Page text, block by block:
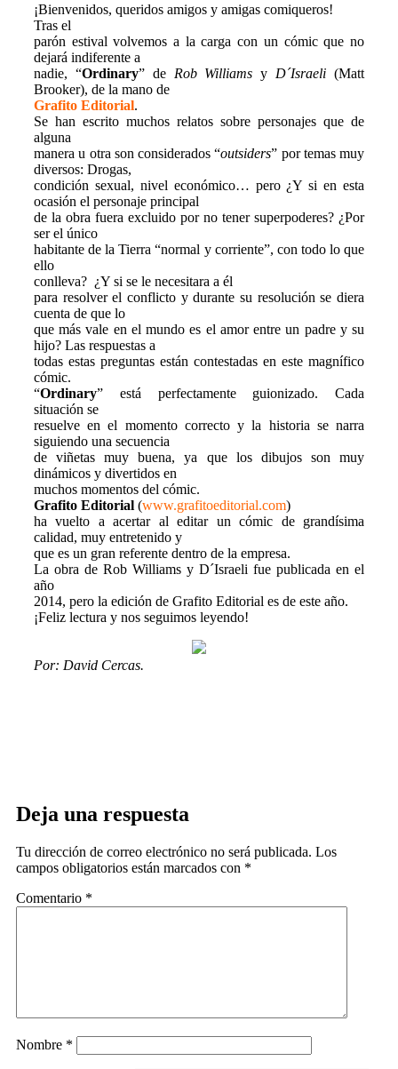
¡Bienvenidos, queridos amigos y amigas comiqueros!
Tras el
parón estival volvemos a la carga con un cómic que no
dejará indiferente a
nadie, “Ordinary” de Rob Williams y D´Israeli (Matt
Brooker), de la mano de
Grafito Editorial.
Se han escrito muchos relatos sobre personajes que de
alguna
manera u otra son considerados “outsiders” por temas muy
diversos: Drogas,
condición sexual, nivel económico… pero ¿Y si en esta
ocasión el personaje principal
de la obra fuera excluido por no tener superpoderes? ¿Por
ser el único
habitante de la Tierra “normal y corriente”, con todo lo que
ello
conlleva? ¿Y si se le necesitara a él
para resolver el conflicto y durante su resolución se diera
cuenta de que lo
que más vale en el mundo es el amor entre un padre y su
hijo? Las respuestas a
todas estas preguntas están contestadas en este magnífico
cómic.
“Ordinary” está perfectamente guionizado. Cada
situación se
resuelve en el momento correcto y la historia se narra
siguiendo una secuencia
de viñetas muy buena, ya que los dibujos son muy
dinámicos y divertidos en
muchos momentos del cómic.
Grafito Editorial (www.grafitoeditorial.com)
ha vuelto a acertar al editar un cómic de grandísima
calidad, muy entretenido y
que es un gran referente dentro de la empresa.
La obra de Rob Williams y D´Israeli fue publicada en el
año
2014, pero la edición de Grafito Editorial es de este año.
¡Feliz lectura y nos seguimos leyendo!
Por: David Cercas.
Deja una respuesta
Tu dirección de correo electrónico no será publicada. Los
campos obligatorios están marcados con *
Comentario *
Nombre *